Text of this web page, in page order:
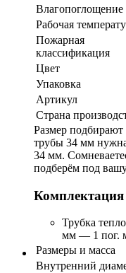
Влагопоглощение
Рабочая
Пожарная
классификация
Цвет
Упаковка
Артикул
Страна
Размер
трубы 34 мм
34 мм.
подберём под вашу
Комплектация
Трубка
мм — 1 пог.
Размеры и масса
Внутренний